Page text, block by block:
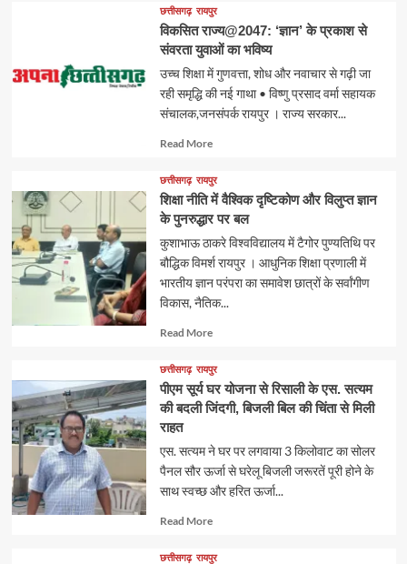
about
छत्तीसगढ़ रायपुर
विकसित राज्य@2047: ‘ज्ञान’ के प्रकाश से
संवरता युवाओं का भविष्य
उच्च शिक्षा में गुणवत्ता, शोध और नवाचार से गढ़ी जा
रही समृद्धि की नई गाथा • विष्णु प्रसाद वर्मा सहायक
संचालक,जनसंपर्क रायपुर । राज्य सरकार...
Read MoreRead
about
छत्तीसगढ़ रायपुर
शिक्षा नीति में वैश्विक दृष्टिकोण और विलुप्त ज्ञान
के पुनरुद्धार पर बल
कुशाभाऊ ठाकरे विश्वविद्यालय में टैगोर पुण्यतिथि पर
बौद्धिक विमर्श रायपुर । आधुनिक शिक्षा प्रणाली में
भारतीय ज्ञान परंपरा का समावेश छात्रों के सर्वांगीण
विकास, नैतिक...
Read MoreRead
about
छत्तीसगढ़ रायपुर
पीएम सूर्य घर योजना से रिसाली के एस. सत्यम
की बदली जिंदगी, बिजली बिल की चिंता से मिली
राहत
एस. सत्यम ने घर पर लगवाया 3 किलोवाट का सोलर
पैनल सौर ऊर्जा से घरेलू बिजली जरूरतें पूरी होने के
साथ स्वच्छ और हरित ऊर्जा...
Read MoreRead
about
छत्तीसगढ़ रायपुर